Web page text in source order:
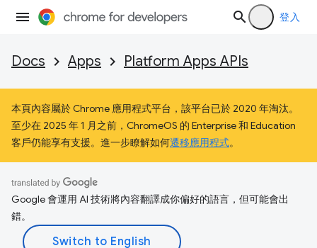
登入
Docs Apps Platform Apps APIs
本頁內容屬於 Chrome 應用程式平台，該平台已於 2020 年淘汰。
至少在 2025 年 1 月之前，ChromeOS 的 Enterprise 和 Education
客戶仍能享有支援。進一步瞭解如何遷移應用程式。
Google 會運用 AI 技術將內容翻譯成你偏好的語言，但可能會出
錯。